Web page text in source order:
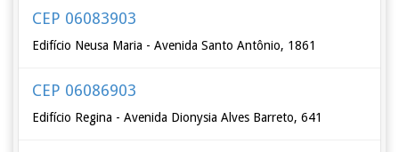
CEP 06083903
Edifício Neusa Maria - Avenida Santo Antônio, 1861
CEP 06086903
Edifício Regina - Avenida Dionysia Alves Barreto, 641